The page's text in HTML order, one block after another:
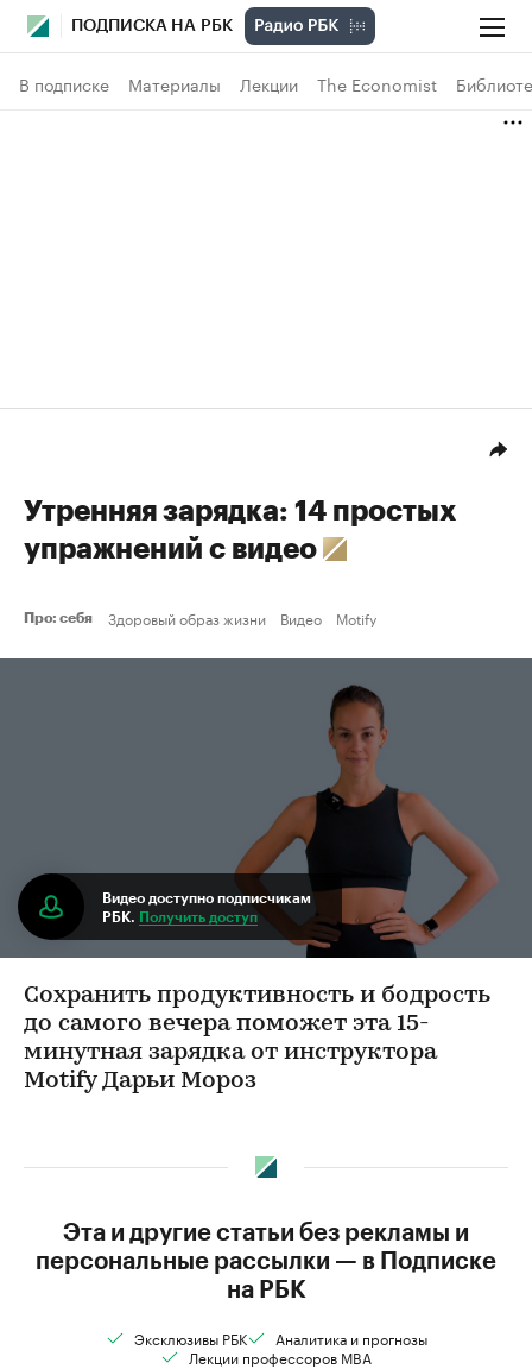
ПОДПИСКА НА РБК
В подписке Материалы Лекции The Economist
Утренняя зарядка: 14 простых
упражнений с видео
Про: себя Здоровый образ жизни Видео Motify
Видео доступно подписчикам
РБК. Получить доступ
Сохранить продуктивность и бодрость
до самого вечера поможет эта 15-
минутная зарядка от инструктора
Motify Дарьи Мороз
Эта и другие статьи без рекламы и
персональные рассылки — в Подписке
на РБК
Эксклюзивы РБК
Аналитика и прогнозы
Лекции профессоров MBA